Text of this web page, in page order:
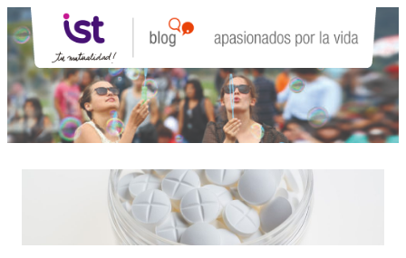
Saltar
al
contenido